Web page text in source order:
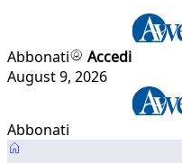
Abbonati
Accedi
August 9, 2026
Abbonati